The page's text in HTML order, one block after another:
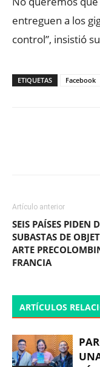
entreguen a los
control”, insistió
ETIQUETAS Facebook
Artículo anterior
SEIS PAÍSES PIDEN
SUBASTAS DE
ARTE
FRANCIA
ARTÍCULOS